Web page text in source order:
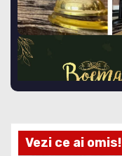
Vezi ce ai omis!